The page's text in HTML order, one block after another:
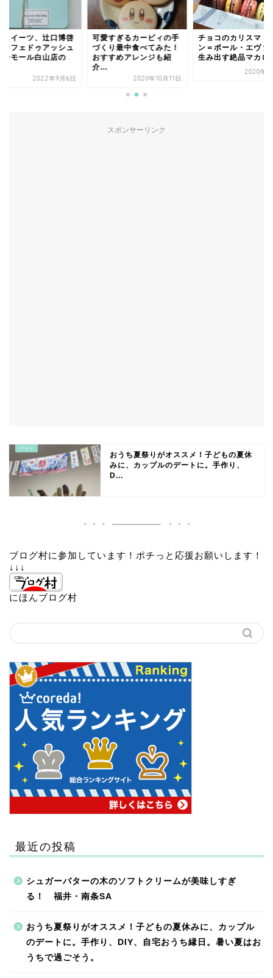
スイーツ、辻口博啓
カフェドゥアッシュ
ンモール白山店の
2022年9月6日
可愛すぎるカービィの手
づくり最中食べてみた！
おすすめアレンジも紹
介...
2020年10月11日
チョコのカリスマ！
ン＝ポール・エヴァ
生み出す絶品マカロ
2020年3
スポンサーリンク
おうち夏祭りがオススメ！子どもの夏休
みに、カップルのデートに。手作り、
D...
ブログ村に参加しています！ポチっと応援お願いします！
↓↓↓
にほんブログ村
最近の投稿
シュガーバターの木のソフトクリームが美味しすぎ
る！ 福井・南条SA
おうち夏祭りがオススメ！子どもの夏休みに、カップル
のデートに。手作り、DIY、自宅おうち縁日。暑い夏はお
うちで過ごそう。